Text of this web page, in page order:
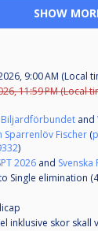
SHOW
9:00 AM (Local
11:59 PM (Local
Biljardförbundet and
Sparrenlöv Fischer (
)
2026 and
Single elimination
inklusive skor skall